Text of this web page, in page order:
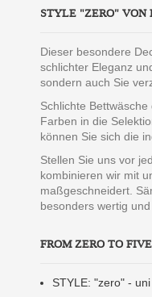
STYLE "ZERO" VON
Dieser besondere
schlichter Eleganz
sondern auch Sie
Schlichte
Farben in die
können Sie sich die
Stellen Sie uns vor
kombinieren wir mit
maßgeschneidert.
besonders wertig
FROM ZERO TO
STYLE: "zero" -